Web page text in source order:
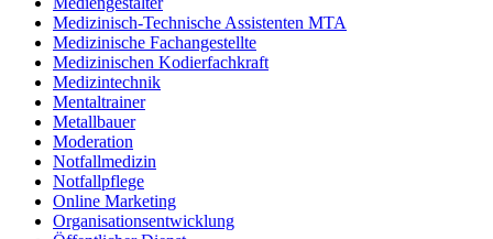
Medizinisch-Technische Assistenten MTA
Medizinische Fachangestellte
Medizinischen Kodierfachkraft
Medizintechnik
Mentaltrainer
Metallbauer
Moderation
Notfallmedizin
Notfallpflege
Online Marketing
Organisationsentwicklung